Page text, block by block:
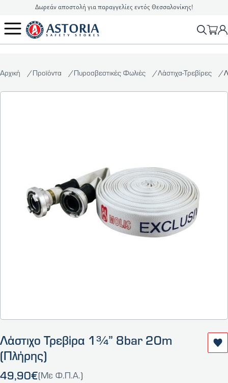
Δωρεάν αποστολή για παραγγελίες εντός Θεσσαλονίκης!
2310 90 16 16 info@astoriasafetystores.gr
Αρχική Προϊόντα Πυροσβεστικές Φωλιές Λάστιχα-Τρεβίρες
Λάστιχο Τρεβίρα 1¾” 8bar 20m
(Πλήρης)
49,90€(Με Φ.Π.Α.)